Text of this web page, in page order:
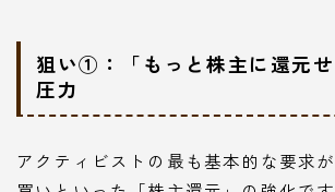
狙い①：「もっと株主に還元せ
圧力
アクティビストの最も基本的な要求